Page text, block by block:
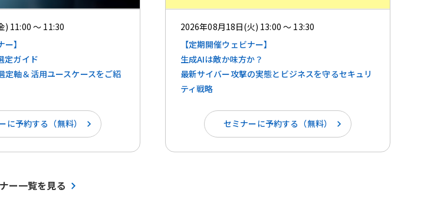
) 11:00 ～ 11:30
】
定ガイド
定軸＆活用ユースケースをご紹
に予約する（無料）
2026年08月18日(火) 13:00 ～ 13:30
【定期開催ウェビナー】
生成AIは敵か味方か？ ​​
最新サイバー攻撃の実態とビジネスを守るセキュリ
ティ戦略
セミナーに予約する（無料）
ー一覧を見る